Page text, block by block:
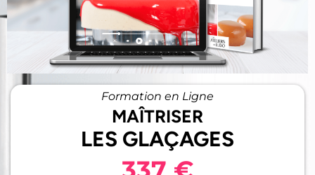
Formation en Ligne
MAÎTRISER
LES GLAÇAGES